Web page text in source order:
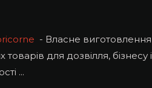
- Власне виготовлення
товарів для дозвілля, бізнесу і
...